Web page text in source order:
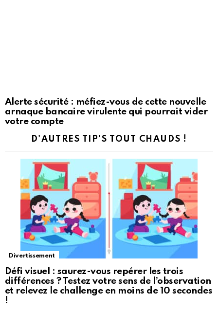
Alerte sécurité : méfiez-vous de cette nouvelle
arnaque bancaire virulente qui pourrait vider
votre compte
D'AUTRES TIP'S TOUT CHAUDS !
Divertissement
Défi visuel : saurez-vous repérer les trois
différences ? Testez votre sens de l’observation
et relevez le challenge en moins de 10 secondes
!